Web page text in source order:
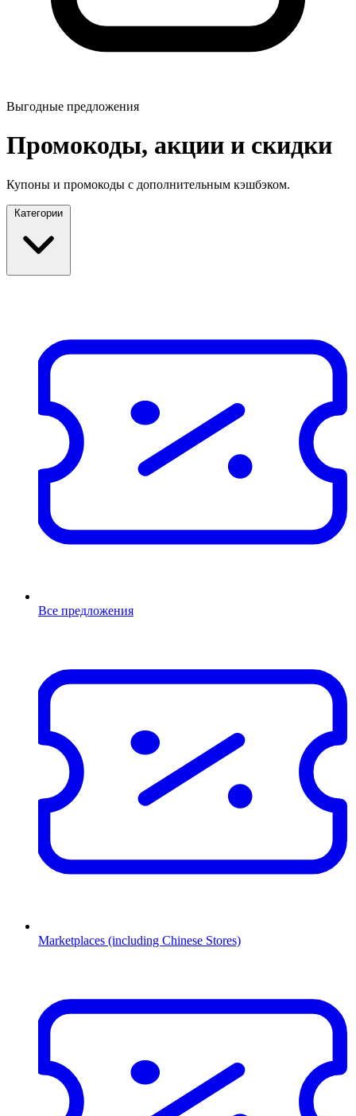
Выгодные предложения
Промокоды, акции и скидки
Купоны и промокоды с дополнительным кэшбэком.
Категории
Все предложения
Marketplaces (including Chinese Stores)